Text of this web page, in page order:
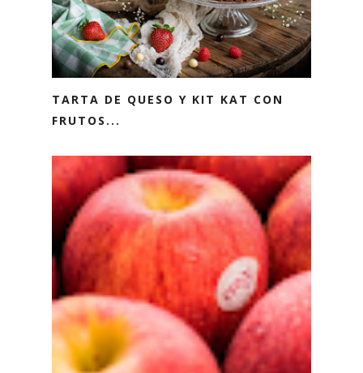
TARTA DE QUESO Y KIT KAT CON
FRUTOS...